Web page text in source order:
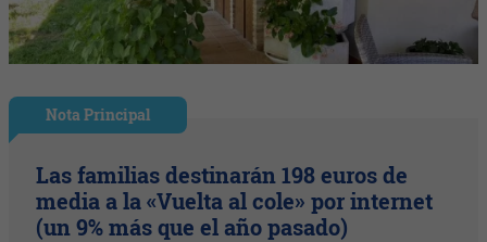
Nota Principal
Las familias destinarán 198 euros de
media a la «Vuelta al cole» por internet
(un 9% más que el año pasado)